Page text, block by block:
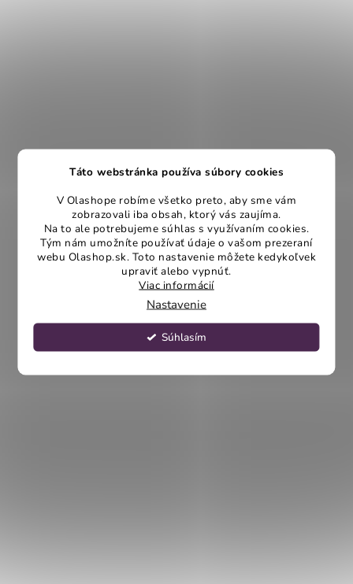
Táto webstránka používa súbory cookies
V Olashope robíme všetko preto, aby sme vám
zobrazovali iba obsah, ktorý vás zaujíma.
Na to ale potrebujeme súhlas s využívaním cookies.
Tým nám umožníte používať údaje o vašom prezeraní
webu Olashop.sk. Toto nastavenie môžete kedykoľvek
upraviť alebo vypnúť.
Viac informácií
Nastavenie
Súhlasím